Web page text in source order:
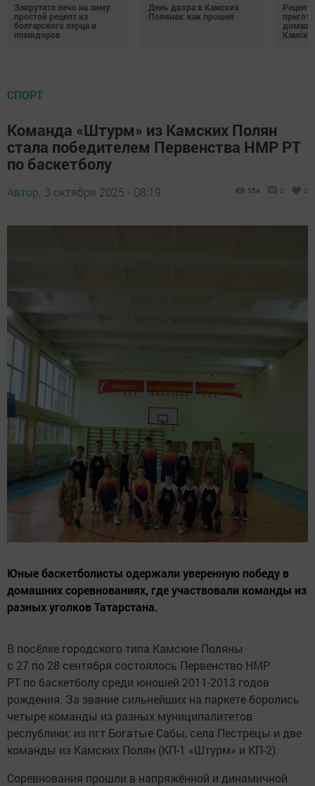
Закрутите лечо на зиму:
простой рецепт из
болгарского перца и
помидоров
День двора в Камских
Полянах: как прошел
СПОРТ
Команда «Штурм» из Камских Полян
стала победителем Первенства НМР РТ
по баскетболу
Автор, 3 октября 2025 - 08:19 554 0 0
Юные баскетболисты одержали уверенную победу в
домашних соревнованиях, где участвовали команды из
разных уголков Татарстана.
В посёлке городского типа Камские Поляны
с 27 по 28 сентября состоялось Первенство НМР
РТ по баскетболу среди юношей 2011-2013 годов
рождения. За звание сильнейших на паркете боролись
четыре команды из разных муниципалитетов
республики: из пгт Богатые Сабы, села Пестрецы и две
команды из Камских Полян (КП-1 «Штурм» и КП-2).
Соревнования прошли в напряжённой и динамичной